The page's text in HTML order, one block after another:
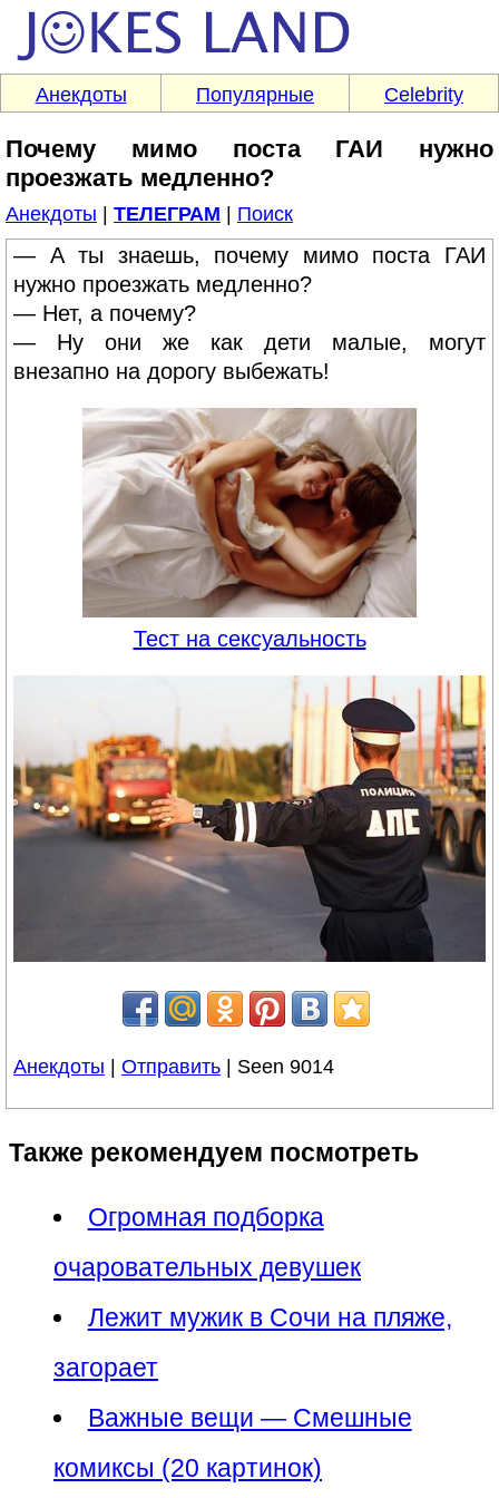
Анекдоты Популярные Celebrity
Почему мимо поста ГАИ нужно
проезжать медленно?
Анекдоты ТЕЛЕГРАМ Поиск
— А ты знаешь, почему мимо поста ГАИ
нужно проезжать медленно?
— Нет, а почему?
— Ну они же как дети малые, могут
внезапно на дорогу выбежать!
Тест на сексуальность
Анекдоты Отправить | Seen 9014
Также рекомендуем посмотреть
Огромная подборка
очаровательных девушек
Лежит мужик в Сочи на пляже,
загорает
Важные вещи — Смешные
комиксы (20 картинок)